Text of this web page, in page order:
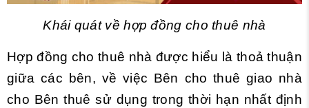
Khái quát về hợp đồng cho thuê nhà
Hợp đồng cho thuê nhà được hiểu là thoả thuận
giữa các bên, về việc Bên cho thuê giao nhà
cho Bên thuê sử dụng trong thời hạn nhất định